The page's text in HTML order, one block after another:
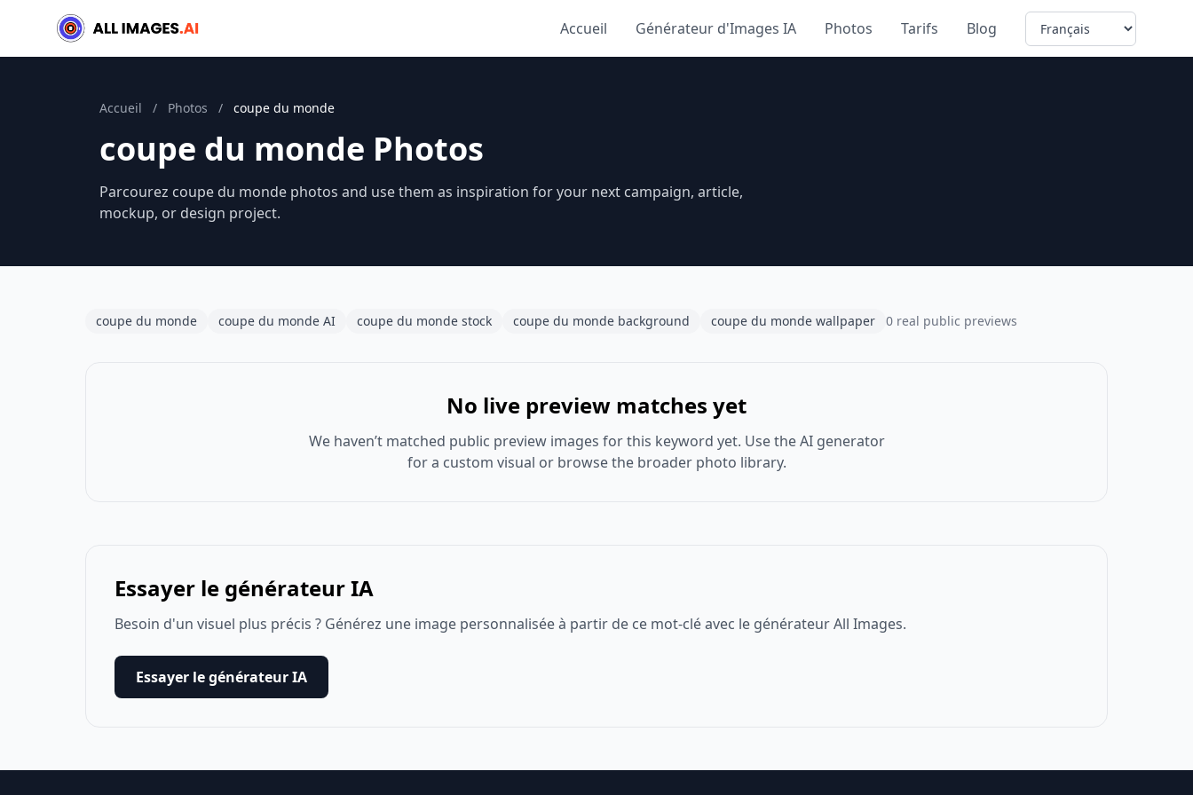
Accueil Générateur d'Images IA Photos Tarifs Blog Language
Accueil / Photos / coupe du monde
coupe du monde Photos
Parcourez coupe du monde photos and use them as inspiration for your next campaign, article,
mockup, or design project.
coupe du monde coupe du monde AI coupe du monde stock coupe du monde background coupe du monde wallpaper 0 real public previews
No live preview matches yet
We haven’t matched public preview images for this keyword yet. Use the AI generator
for a custom visual or browse the broader photo library.
Essayer le générateur IA
Besoin d'un visuel plus précis ? Générez une image personnalisée à partir de ce mot-clé avec le générateur All Images.
Essayer le générateur IA